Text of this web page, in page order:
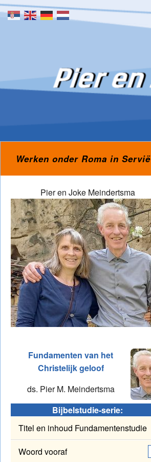
Skip to content
Werken onder Roma in Servië
Pier en Joke Meindertsma
Fundamenten van het
Christelijk geloof
ds. Pier M. Meindertsma
Bijbelstudie-serie:
Titel en inhoud Fundamentenstudie
Woord vooraf